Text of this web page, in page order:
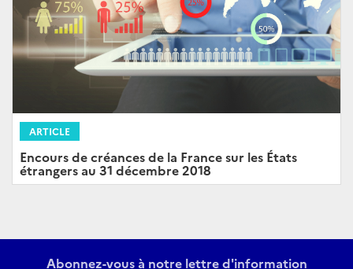
ARTICLE
Encours de créances de la France sur les États
étrangers au 31 décembre 2018
Abonnez-vous à notre lettre d'information